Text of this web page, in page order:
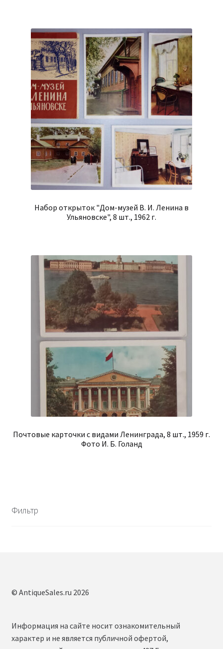
Набор открыток "Дом-музей В. И. Ленина в
Ульяновске", 8 шт., 1962 г.
Почтовые карточки с видами Ленинграда, 8 шт., 1959 г.
Фото И. Б. Голанд
Фильтр
© AntiqueSales.ru 2026
Информация на сайте носит ознакомительный
характер и не является публичной офертой,